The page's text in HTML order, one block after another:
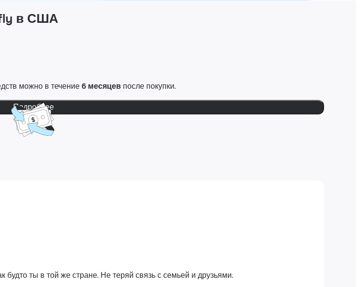
в США
можно в течение6 месяцев после покупки.
Подробнее
ты в той же стране. Не теряй связь с семьей и друзьями.